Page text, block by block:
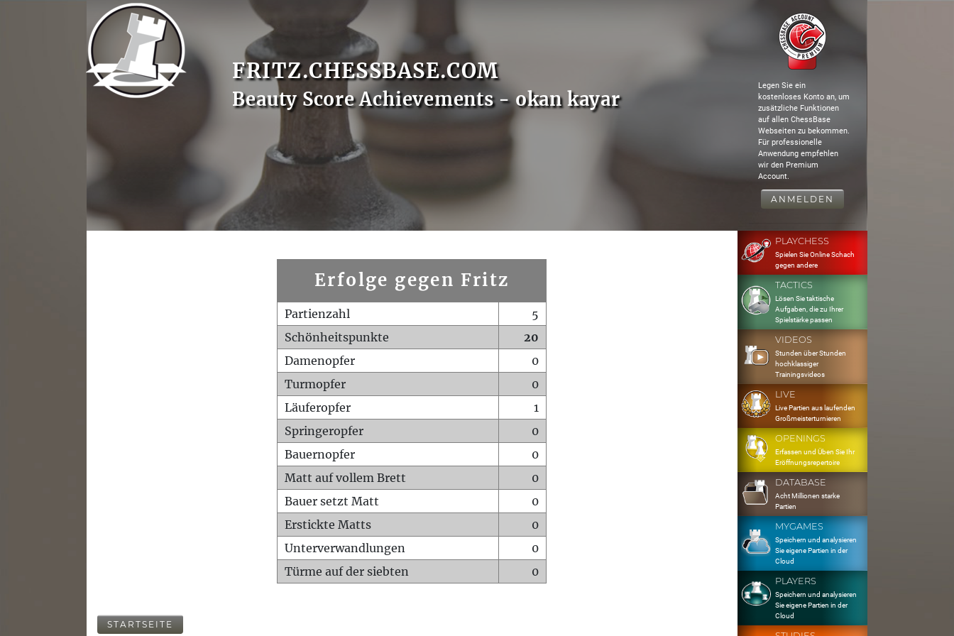
FRITZ.CHESSBASE.COM
Beauty Score Achievements - okan kayar
Legen Sie ein
kostenloses Konto an, um
zusätzliche Funktionen
auf allen ChessBase
Webseiten zu bekommen.
Für professionelle
Anwendung empfehlen
wir den Premium
Account.
ANMELDEN
Erfolge gegen Fritz
Partienzahl
5
Schönheitspunkte
20
Damenopfer
0
Turmopfer
0
Läuferopfer
1
Springeropfer
0
Bauernopfer
0
Matt auf vollem Brett
0
Bauer setzt Matt
0
Erstickte Matts
0
Unterverwandlungen
0
Türme auf der siebten
0
STARTSEITE
PLAYCHESS
Spielen Sie Online Schach
gegen andere
TACTICS
Lösen Sie taktische
Aufgaben, die zu Ihrer
Spielstärke passen
VIDEOS
Stunden über Stunden
hochklassiger
Trainingsvideos
LIVE
Live Partien aus laufenden
Großmeisterturnieren
OPENINGS
Erfassen und Üben Sie Ihr
Eröffnungsrepertoire
DATABASE
Acht Millionen starke
Partien
MYGAMES
Speichern und analysieren
Sie eigene Partien in der
Cloud
PLAYERS
Speichern und analysieren
Sie eigene Partien in der
Cloud